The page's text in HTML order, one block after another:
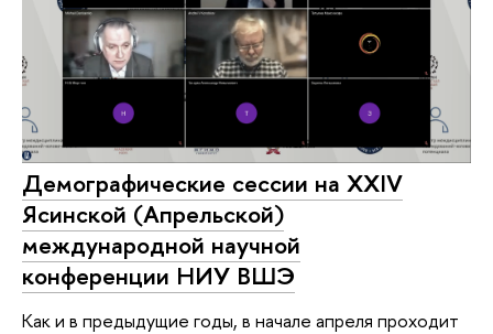
Демографические сессии на XXIV
Ясинской (Апрельской)
международной научной
конференции НИУ ВШЭ
Как и в предыдущие годы, в начале апреля проходит